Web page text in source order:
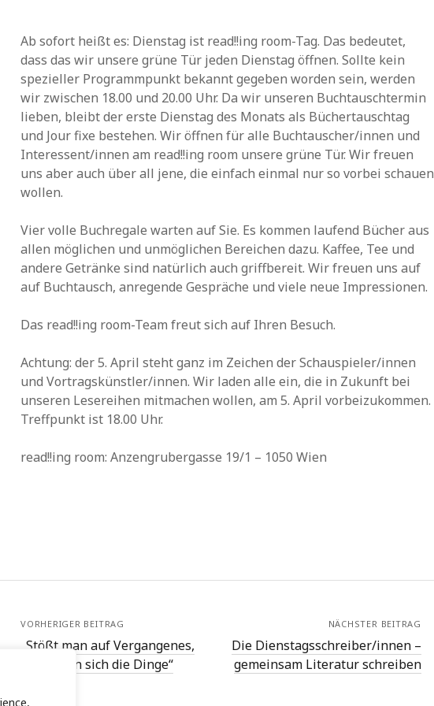
Ab sofort heißt es: Dienstag ist read!!ing room-Tag. Das bedeutet,
dass das wir unsere grüne Tür jeden Dienstag öffnen. Sollte kein
spezieller Programmpunkt bekannt gegeben worden sein, werden
wir zwischen 18.00 und 20.00 Uhr. Da wir unseren Buchtauschtermin
lieben, bleibt der erste Dienstag des Monats als Büchertauschtag
und Jour fixe bestehen. Wir öffnen für alle Buchtauscher/innen und
Interessent/innen am read!!ing room unsere grüne Tür. Wir freuen
uns aber auch über all jene, die einfach einmal nur so vorbei schauen
wollen.
Vier volle Buchregale warten auf Sie. Es kommen laufend Bücher aus
allen möglichen und unmöglichen Bereichen dazu. Kaffee, Tee und
andere Getränke sind natürlich auch griffbereit. Wir freuen uns auf
auf Buchtausch, anregende Gespräche und viele neue Impressionen.
Das read!!ing room-Team freut sich auf Ihren Besuch.
Achtung: der 5. April steht ganz im Zeichen der Schauspieler/innen
und Vortragskünstler/innen. Wir laden alle ein, die in Zukunft bei
unseren Lesereihen mitmachen wollen, am 5. April vorbeizukommen.
Treffpunkt ist 18.00 Uhr.
read!!ing room: Anzengrubergasse 19/1 – 1050 Wien
VORHERIGER BEITRAG
„Stößt man auf Vergangenes,
verändern sich die Dinge“
NÄCHSTER BEITRAG
Die Dienstagsschreiber/innen –
gemeinsam Literatur schreiben